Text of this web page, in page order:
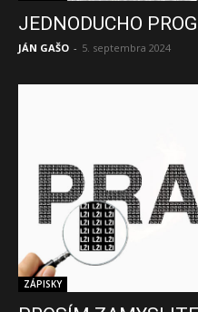
JEDNODUCHO
JÁN GAŠO - 5. septembra 2024
ZÁPISKY